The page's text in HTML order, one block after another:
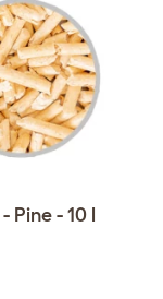
- 10 l